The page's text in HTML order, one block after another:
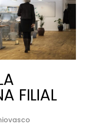
FILIAL